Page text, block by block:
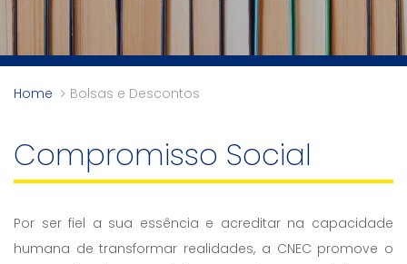
Home Bolsas e Descontos
Compromisso Social
Por ser fiel a sua essência e acreditar na capacidade
humana de transformar realidades, a CNEC promove o